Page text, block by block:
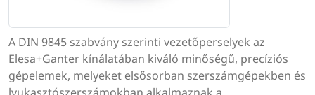
A DIN 9845 szabvány szerinti vezetőperselyek az
Elesa+Ganter kínálatában kiváló minőségű, precíziós
gépelemek, melyeket elsősorban szerszámgépekben és